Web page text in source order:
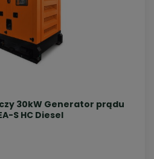
30kW Generator prądu
S HC Diesel